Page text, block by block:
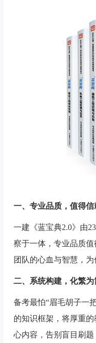
一、专业品质，值得信
一建《蓝宝典2.0》由
察于一体，专业品质
团队的心血与智慧，为
二、系统构建，化繁为
备考最怕“眉毛胡子一
的知识框架，将厚重
心内容，告别盲目刷题